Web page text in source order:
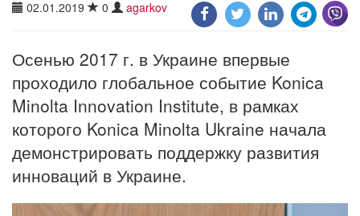
02.01.2019 0 agarkov
Осенью 2017 г. в Украине впервые
проходило глобальное событие Konica
Minolta Innovation Institute, в рамках
которого Konica Minolta Ukraine начала
демонстрировать поддержку развития
инноваций в Украине.